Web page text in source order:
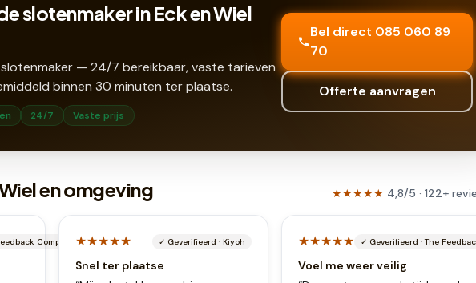
slotenmaker in Eck en Wiel
— 24/7 bereikbaar, vaste tarieven
binnen 30 minuten ter plaatse.
24/7 Vaste prijs
Bel direct 085 060 89
70
Offerte aanvragen
en omgeving ★★★★★ 4,8/5 · 122+
Company ★★★★★ ✓ Geverifieerd · Kiyoh
Snel ter plaatse
★★★★★ ✓ Geverifieerd ·The
Voel me weer veilig